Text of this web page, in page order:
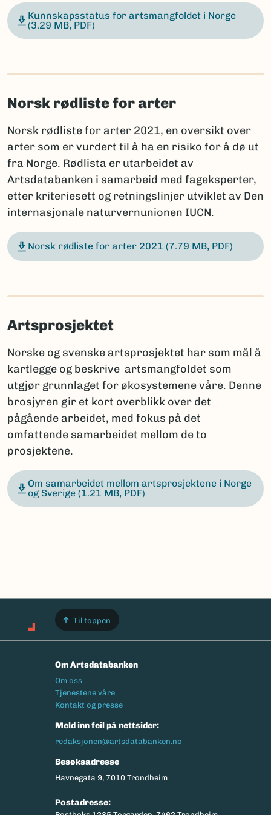
Kunnskapsstatus for artsmangfoldet i Norge
(3.29 MB, PDF)
Norsk rødliste for arter
Norsk rødliste for arter 2021, en oversikt over
arter som er vurdert til å ha en risiko for å dø ut
fra Norge. Rødlista er utarbeidet av
Artsdatabanken i samarbeid med fageksperter,
etter kriteriesett og retningslinjer utviklet av Den
internasjonale naturvernunionen IUCN.
Norsk rødliste for arter 2021 (7.79 MB, PDF)
Artsprosjektet
Norske og svenske artsprosjektet har som mål å
kartlegge og beskrive artsmangfoldet som
utgjør grunnlaget for økosystemene våre. Denne
brosjyren gir et kort overblikk over det
pågående arbeidet, med fokus på det
omfattende samarbeidet mellom de to
prosjektene.
Om samarbeidet mellom artsprosjektene i Norge
og Sverige (1.21 MB, PDF)
Til toppen
Om Artsdatabanken
Footermeny
Om oss
Tjenestene våre
Kontakt og presse
Meld inn feil på nettsider:
redaksjonen@artsdatabanken.no
Besøksadresse
Havnegata 9, 7010 Trondheim
Postadresse: